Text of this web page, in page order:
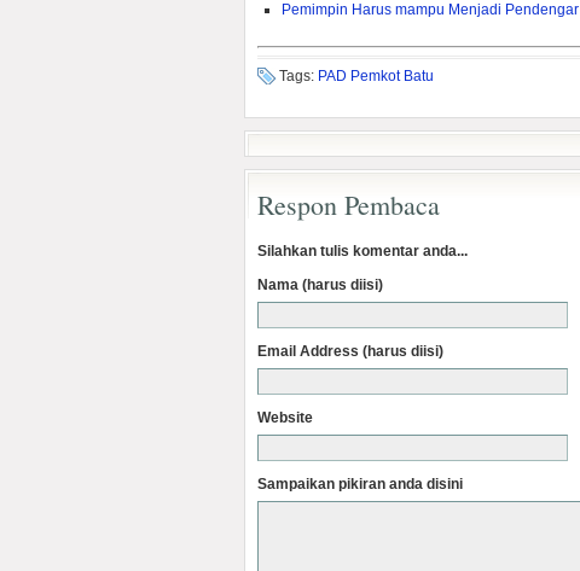
Pemimpin Harus mampu Menjadi Pendengar
Tags: PAD Pemkot Batu
Respon Pembaca
Silahkan tulis komentar anda...
Nama (harus diisi)
Email Address (harus diisi)
Website
Sampaikan pikiran anda disini